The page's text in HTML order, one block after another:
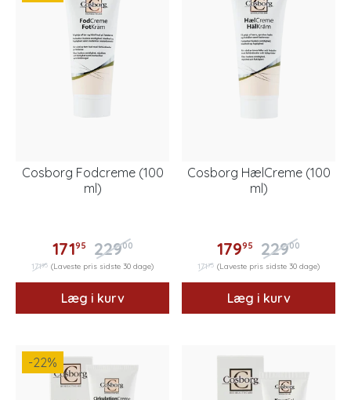
Cosborg Fodcreme (100
ml)
17195 22900
17195 (Laveste pris sidste 30 dage)
Læg i kurv
Cosborg HælCreme (100
ml)
17995 22900
17175 (Laveste pris sidste 30 dage)
Læg i kurv
-22%